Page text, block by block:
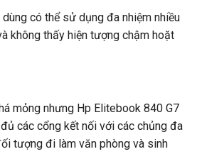
có thể sử dụng đa nhiệm nhiều
không thấy hiện tượng chậm hoặt
mỏng nhưng Hp Elitebook 840 G7
các cổng kết nối với các chủng đa
tượng đi làm văn phòng và sinh